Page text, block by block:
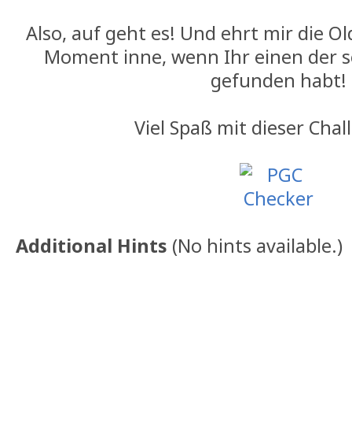
Also, auf geht es! Und ehrt mir die
Moment inne, wenn Ihr einen der
gefunden habt!
Viel Spaß mit dieser
Additional Hints (No hints available.)